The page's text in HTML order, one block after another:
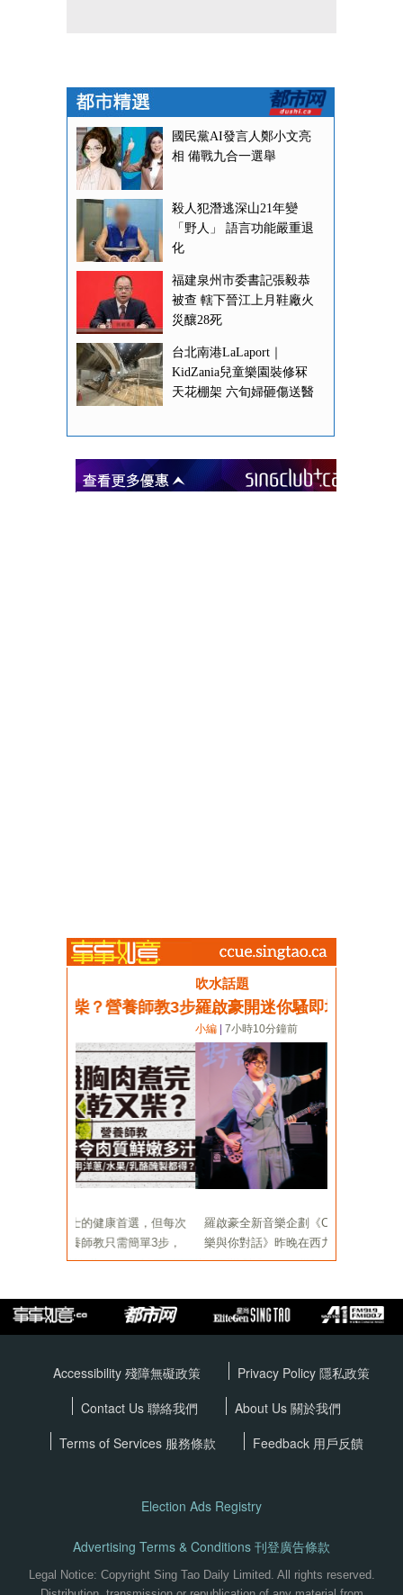
Accessibility 殘障無礙政策 Privacy Policy 隱私政策
Contact Us 聯絡我們
About Us 關於我們
Terms of Services 服務條款 Feedback 用戶反饋
Election Ads Registry
Advertising Terms & Conditions 刊登廣告條款
Legal Notice: Copyright Sing Tao Daily Limited. All rights reserved.